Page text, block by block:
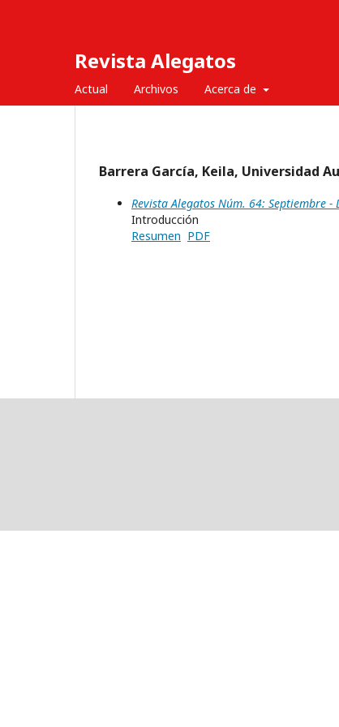
Revista Alegatos
Actual Archivos Acerca de
Barrera García, Keila, Universidad
Revista Alegatos Núm. 64: Septiembre -
Introducción
Resumen PDF